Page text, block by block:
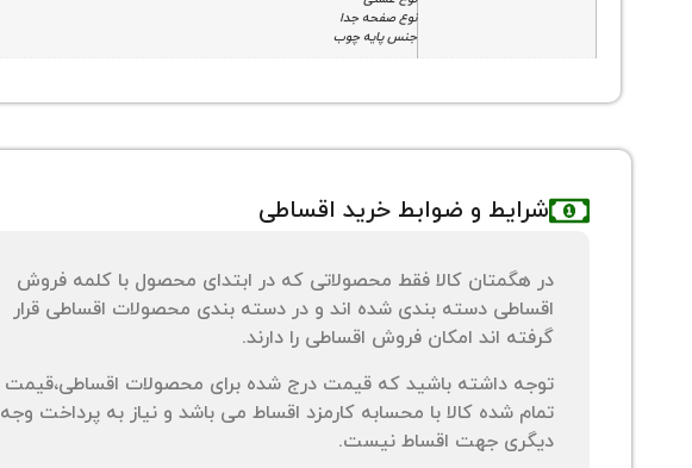
نوع صفحه جدا
جنس پایه چوب
شرایط و ضوابط خرید اقساطی
در هگمتان کالا فقط محصولاتی که در ابتدای محصول با کلمه فروش
اقساطی دسته بندی شده اند و در دسته بندی محصولات اقساطی قرار
گرفته اند امکان فروش اقساطی را دارند.
توجه داشته باشید که قیمت درج شده برای محصولات اقساطی،قیمت
تمام شده کالا با محسابه کارمزد اقساط می باشد و نیاز به پرداخت وجه
دیگری جهت اقساط نیست.